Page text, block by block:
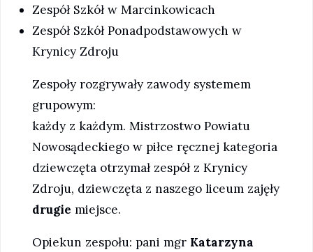
Zespół Szkół w Marcinkowicach
Zespół Szkół Ponadpodstawowych w
Krynicy Zdroju
Zespoły rozgrywały zawody systemem
grupowym:
każdy z każdym. Mistrzostwo Powiatu
Nowosądeckiego w piłce ręcznej kategoria
dziewczęta otrzymał zespół z Krynicy
Zdroju, dziewczęta z naszego liceum zajęły
drugie miejsce.
Opiekun zespołu: pani mgr Katarzyna